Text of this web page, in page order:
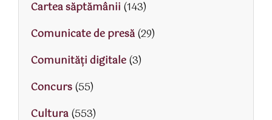
Cartea săptămânii (143)
Comunicate de presă(29)
Comunități digitale(3)
Concurs(55)
Cultura(553)